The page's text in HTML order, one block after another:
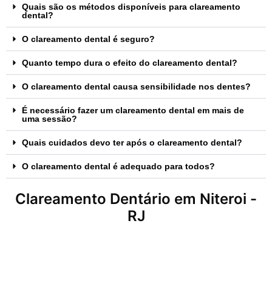
Quais são os métodos disponíveis para clareamento
dental?
O clareamento dental é seguro?
Quanto tempo dura o efeito do clareamento dental?
O clareamento dental causa sensibilidade nos dentes?
É necessário fazer um clareamento dental em mais de
uma sessão?
Quais cuidados devo ter após o clareamento dental?
O clareamento dental é adequado para todos?
Clareamento Dentário em Niteroi -
RJ